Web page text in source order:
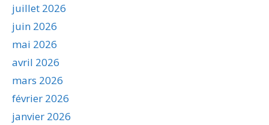
juillet 2026
juin 2026
mai 2026
avril 2026
mars 2026
février 2026
janvier 2026